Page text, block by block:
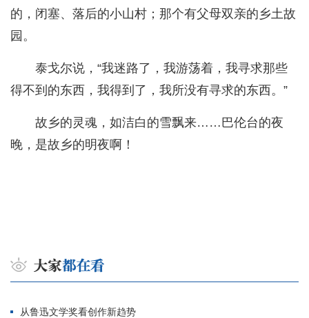
的，闭塞、落后的小山村；那个有父母双亲的乡土故
园。
泰戈尔说，“我迷路了，我游荡着，我寻求那些
得不到的东西，我得到了，我所没有寻求的东西。”
故乡的灵魂，如洁白的雪飘来……巴伦台的夜
晚，是故乡的明夜啊！
从鲁迅文学奖看创作新趋势